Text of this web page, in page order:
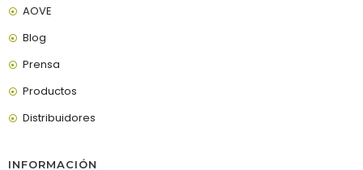
AOVE
Blog
Prensa
Productos
Distribuidores
INFORMACIÓN